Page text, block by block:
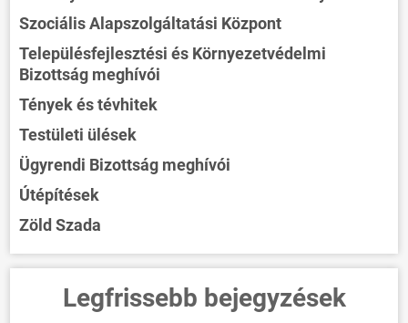
ÖNKORMÁNYZAT
Szociális Alapszolgáltatási Központ
Településfejlesztési és Környezetvédelmi
Bizottság meghívói
Tények és tévhitek
Testületi ülések
Ügyrendi Bizottság meghívói
Útépítések
Zöld Szada
Legfrissebb bejegyzések